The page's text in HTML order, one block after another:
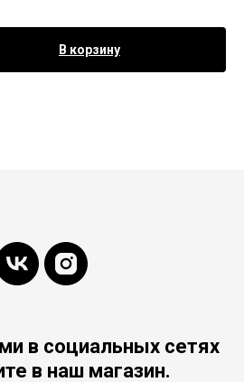
В корзину
в социальных сетях
в наш магазин.